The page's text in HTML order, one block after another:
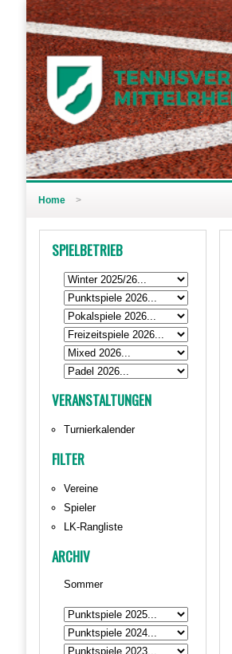
Home >
SPIELBETRIEB
VERANSTALTUNGEN
Turnierkalender
FILTER
Vereine
Spieler
LK-Rangliste
ARCHIV
Sommer